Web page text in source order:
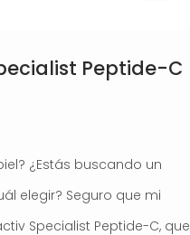
Peptide-C
¿Estás buscando un
elegir? Seguro que mi
Specialist Peptide-C, que